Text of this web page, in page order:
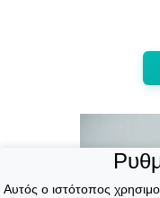
Αυτός ο ιστότοπος